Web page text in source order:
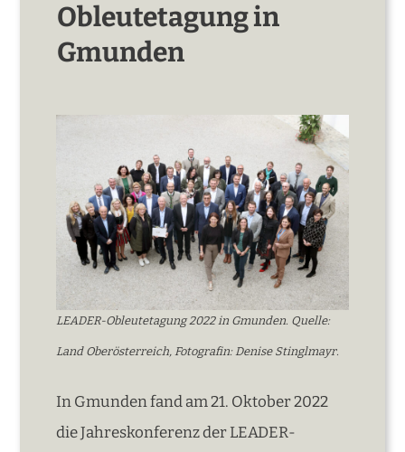
Obleutetagung in
Gmunden
LEADER-Obleutetagung 2022 in Gmunden. Quelle:
Land Oberösterreich, Fotografin: Denise Stinglmayr.
In Gmunden fand am 21. Oktober 2022
die Jahreskonferenz der LEADER-